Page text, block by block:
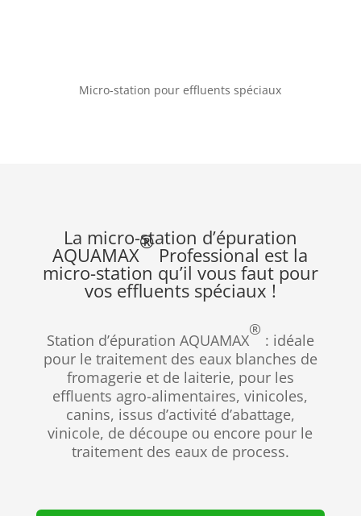
Micro-station pour effluents spéciaux
La micro-station d’épuration
AQUAMAX
®
Professional est la
micro-station qu’il vous faut pour
vos effluents spéciaux !
Station d’épuration AQUAMAX
®
: idéale
pour le traitement des eaux blanches de
fromagerie et de laiterie, pour les
effluents agro-alimentaires, vinicoles,
canins, issus d’activité d’abattage,
vinicole, de découpe ou encore pour le
traitement des eaux de process.